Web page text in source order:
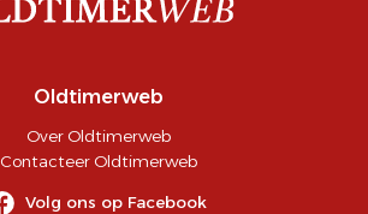
Oldtimerweb
Over Oldtimerweb
Contacteer Oldtimerweb
Volg ons op Facebook